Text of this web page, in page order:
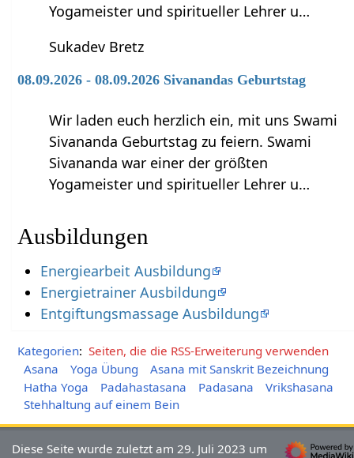
Yogameister und spiritueller Lehrer u…
Sukadev Bretz
08.09.2026 - 08.09.2026 Sivanandas Geburtstag
Wir laden euch herzlich ein, mit uns Swami
Sivananda Geburtstag zu feiern. Swami
Sivananda war einer der größten
Yogameister und spiritueller Lehrer u…
Ausbildungen
Energiearbeit Ausbildung
Energietrainer Ausbildung
Entgiftungsmassage Ausbildung
Kategorien: Seiten, die die RSS-Erweiterung verwenden
Asana
Yoga Übung
Asana mit Sanskrit Bezeichnung
Hatha Yoga
Padahastasana Padasana
Vrikshasana
Stehhaltung auf einem Bein
Diese Seite wurde zuletzt am 29. Juli 2023 um